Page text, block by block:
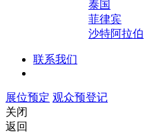
泰国
菲律宾
沙特阿拉伯
联系我们
展位预定 观众预登记
关闭
返回